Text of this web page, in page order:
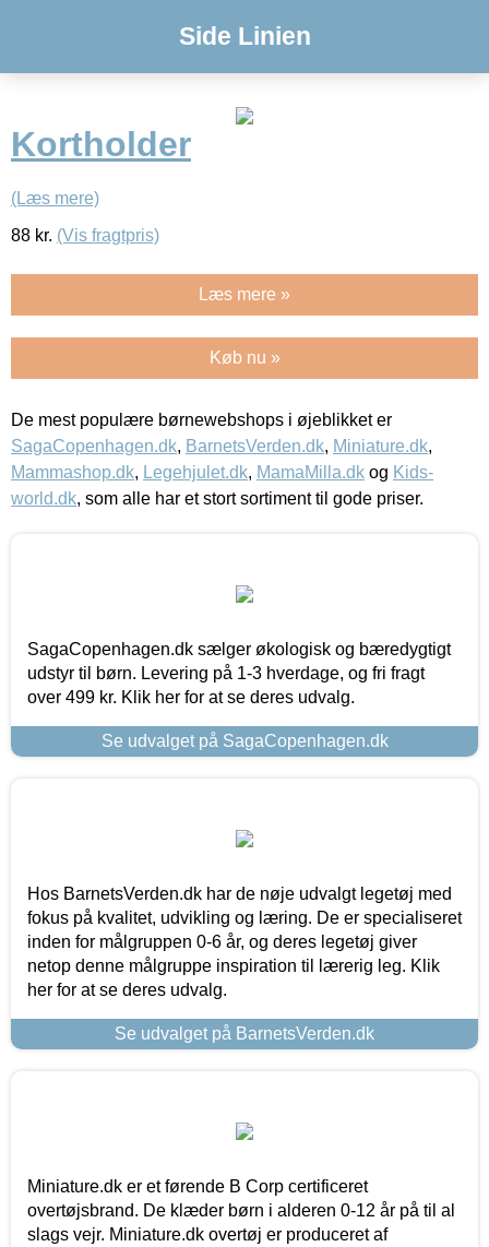
Side Linien
Kortholder
(Læs mere)
88 kr. (Vis fragtpris)
Læs mere »
Køb nu »
De mest populære børnewebshops i øjeblikket er
SagaCopenhagen.dk, BarnetsVerden.dk, Miniature.dk,
Mammashop.dk, Legehjulet.dk, MamaMilla.dk og Kids-
world.dk, som alle har et stort sortiment til gode priser.
SagaCopenhagen.dk sælger økologisk og bæredygtigt
udstyr til børn. Levering på 1-3 hverdage, og fri fragt
over 499 kr. Klik her for at se deres udvalg.
Se udvalget på SagaCopenhagen.dk
Hos BarnetsVerden.dk har de nøje udvalgt legetøj med
fokus på kvalitet, udvikling og læring. De er specialiseret
inden for målgruppen 0-6 år, og deres legetøj giver
netop denne målgruppe inspiration til lærerig leg. Klik
her for at se deres udvalg.
Se udvalget på BarnetsVerden.dk
Miniature.dk er et førende B Corp certificeret
overtøjsbrand. De klæder børn i alderen 0-12 år på til al
slags vejr. Miniature.dk overtøj er produceret af